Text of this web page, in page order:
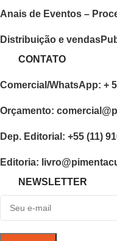
Anais de Eventos –
Distribuição e vendas
CONTATO
Comercial/WhatsApp: +
Orçamento:
Dep. Editorial: +55 (11)
Editoria:
NEWSLETTER